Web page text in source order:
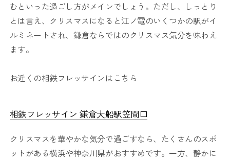
むといった過ごし方がメインでしょう。ただし、しっとり
とは言え、クリスマスになると江ノ電のいくつかの駅がイ
ルミネートされ、鎌倉ならではのクリスマス気分を味わえ
ます。
お近くの相鉄フレッサインはこちら
相鉄フレッサイン 鎌倉大船駅笠間口
クリスマスを華やかな気分で過ごすなら、たくさんのスポ
ットがある横浜や神奈川県がおすすめです。一方、静かに